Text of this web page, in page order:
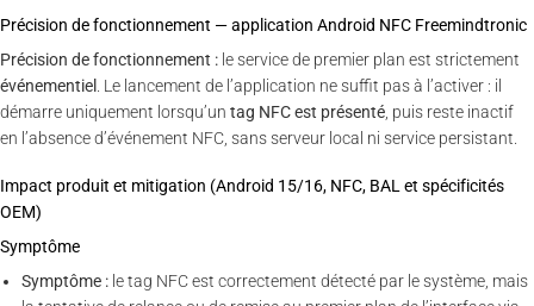
Précision de fonctionnement — application Android NFC Freemindtronic
Précision de fonctionnement : le service de premier plan est strictement
événementiel
. Le lancement de l’application ne suffit pas à l’activer : il
démarre uniquement lorsqu’un tag NFC est présenté , puis reste inactif
en l’absence d’événement NFC, sans serveur local ni service persistant.
Impact produit et mitigation (Android 15/16, NFC, BAL et spécificités
OEM)
Symptôme
Symptôme : le tag NFC est correctement détecté par le système, mais